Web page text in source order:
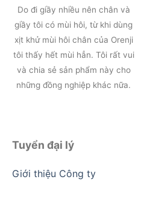
Do đi giầy nhiều nên chân và
giầy tôi có mùi hôi, từ khi dùng
xịt khử mùi hôi chân của Orenji
tôi thấy hết mùi hẳn. Tôi rất vui
và chia sẻ sản phẩm này cho
những đồng nghiệp khác nữa.
Tuyển đại lý
Giới thiệu Công ty